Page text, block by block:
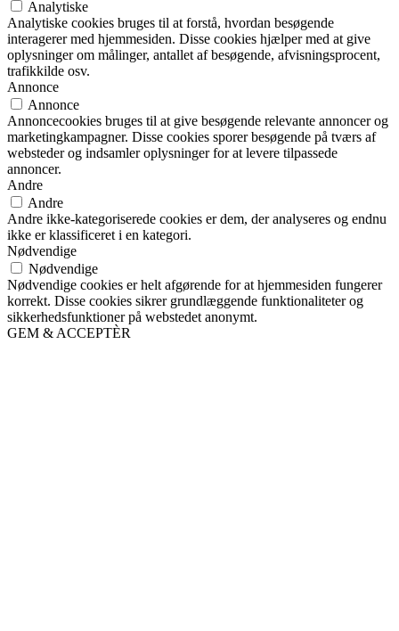
Analytiske
Analytiske cookies bruges til at forstå, hvordan besøgende
interagerer med hjemmesiden. Disse cookies hjælper med at give
oplysninger om målinger, antallet af besøgende, afvisningsprocent,
trafikkilde osv.
Annonce
Annonce
Annoncecookies bruges til at give besøgende relevante annoncer og
marketingkampagner. Disse cookies sporer besøgende på tværs af
websteder og indsamler oplysninger for at levere tilpassede
annoncer.
Andre
Andre
Andre ikke-kategoriserede cookies er dem, der analyseres og endnu
ikke er klassificeret i en kategori.
Nødvendige
Nødvendige
Nødvendige cookies er helt afgørende for at hjemmesiden fungerer
korrekt. Disse cookies sikrer grundlæggende funktionaliteter og
sikkerhedsfunktioner på webstedet anonymt.
GEM & ACCEPTÈR